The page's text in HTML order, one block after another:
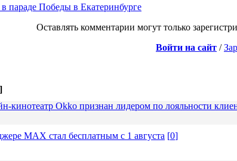
параде Победы в Екатеринбурге
Оставлять комментарии могут только
Войти на сайт /
]
кинотеатр Okko признан лидером по лояльности
MAX стал бесплатным с 1 августа [0]